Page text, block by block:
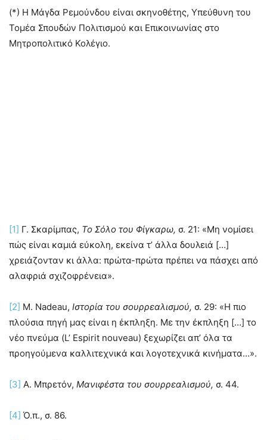
(*) Η Μάγδα Ρεμούνδου είναι σκηνοθέτης, Υπεύθυνη του
Τομέα Σπουδών Πολιτισμού και Επικοινωνίας στο
Μητροπολιτικό Κολέγιο.
[1] Γ. Σκαρίμπας, Το Σόλο του Φίγκαρω, σ. 21: «Μη νομίσει
πώς είναι καμιά εύκολη, εκείνα τ’ άλλα δουλειά […]
χρειάζονταν κι άλλα: πρώτα-πρώτα πρέπει να πάσχει από
αλαφριά σχιζοφρένεια».
[2] Μ. Nadeau, Ιστορία του σουρρεαλισμού, σ. 29: «Η πιο
πλούσια πηγή μας είναι η έκπληξη. Με την έκπληξη […] το
νέο πνεύμα (L’ Espirit nouveau) ξεχωρίζει απ’ όλα τα
προηγούμενα καλλιτεχνικά και λογοτεχνικά κινήματα…».
[3] Α. Μπρετόν, Μανιφέστα του σουρρεαλισμού, σ. 44.
[4] Ό.π., σ. 86.